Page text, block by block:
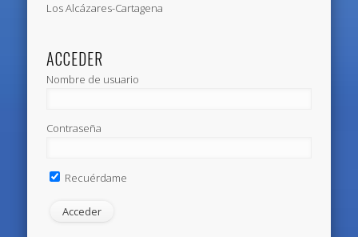
Los Alcázares-Cartagena
ACCEDER
Nombre de usuario
Contraseña
Recuérdame